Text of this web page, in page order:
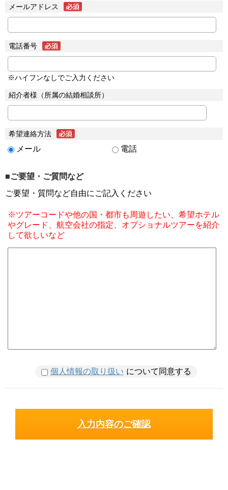
メールアドレス
電話番号
※ハイフンなしでご入力ください
紹介者様（所属の結婚相談所）
希望連絡方法
メール 電話
■ご要望・ご質問など
ご要望・質問など自由にご記入ください
※ツアーコードや他の国・都市も周遊したい、希望ホテル
やグレード、航空会社の指定、オプショナルツアーを紹介
して欲しいなど
個人情報の取り扱い について同意する